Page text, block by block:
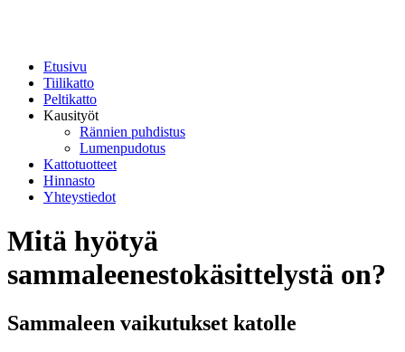
Etusivu
Tiilikatto
Peltikatto
Kausityöt
Rännien puhdistus
Lumenpudotus
Kattotuotteet
Hinnasto
Yhteystiedot
Mitä hyötyä
sammaleenestokäsittelystä on?
Sammaleen vaikutukset katolle